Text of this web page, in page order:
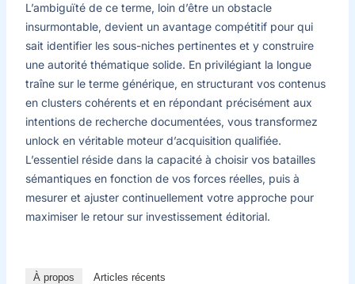
L’ambiguïté de ce terme, loin d’être un obstacle
insurmontable, devient un avantage compétitif pour qui
sait identifier les sous-niches pertinentes et y construire
une autorité thématique solide. En privilégiant la longue
traîne sur le terme générique, en structurant vos contenus
en clusters cohérents et en répondant précisément aux
intentions de recherche documentées, vous transformez
unlock en véritable moteur d’acquisition qualifiée.
L’essentiel réside dans la capacité à choisir vos batailles
sémantiques en fonction de vos forces réelles, puis à
mesurer et ajuster continuellement votre approche pour
maximiser le retour sur investissement éditorial.
À propos Articles récents